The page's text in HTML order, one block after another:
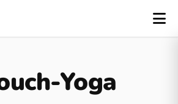
Yoga